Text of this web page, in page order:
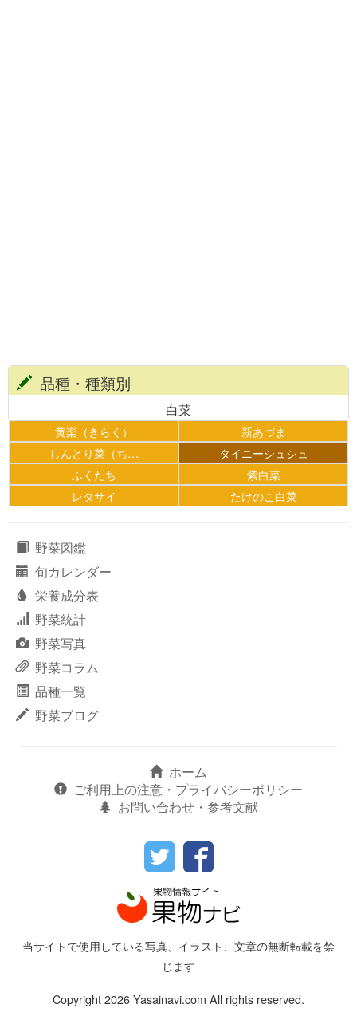
品種・種類別
白菜
黄楽（きらく）
新あづま
しんとり菜（ち…
タイニーシュシュ
ふくたち
紫白菜
レタサイ
たけのこ白菜
野菜図鑑
旬カレンダー
栄養成分表
野菜統計
野菜写真
野菜コラム
品種一覧
野菜ブログ
ホーム
ご利用上の注意・プライバシーポリシー
お問い合わせ・参考文献
当サイトで使用している写真、イラスト、文章の無断転載を禁
じます
Copyright 2026 Yasainavi.com All rights reserved.